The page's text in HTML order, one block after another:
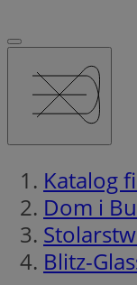
Katalog
Dom i
Blitz-